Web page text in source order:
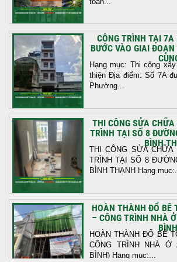
CÔNG TRÌNH TẠI
BƯỚC VÀO GIAI
Hạng mục: Thi công
thiện Địa điểm: Số 7A
Phường...
THI CÔNG SỬA
TRÌNH TẠI SỐ 8
BÌNH
THI CÔNG SỬA
TRÌNH TẠI SỐ 8
BÌNH THẠNH Hạng
HOÀN THÀNH ĐỔ BÊ
– CÔNG TRÌNH NHÀ
HOÀN THÀNH ĐỔ BÊ
CÔNG TRÌNH NHÀ Ở
BÌNH) Hạng mục:...